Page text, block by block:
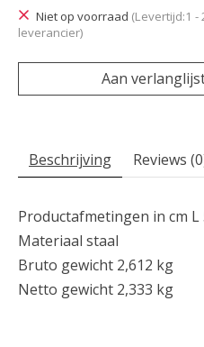
Niet op voorraad (Levertijd:1
leverancier)
Aan
Beschrijving Reviews
Productafmetingen in cm L
Materiaal staal
Bruto gewicht 2,612 kg
Netto gewicht 2,333 kg